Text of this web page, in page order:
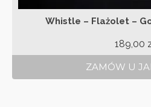
Whistle – Flażolet –
189,00
ZAMÓW U